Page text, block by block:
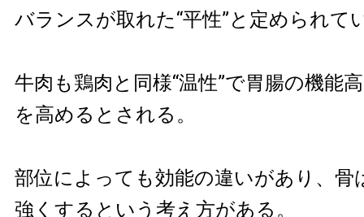
バランスが取れた“平性”と定められて
牛肉も鶏肉と同様“温性”で胃腸の機能
を高めるとされる。
部位によっても効能の違いがあり、骨
強くするという考え方がある。